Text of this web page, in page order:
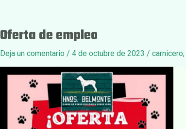
Oferta de empleo
Deja un comentario / 4 de octubre de 2023 / carnicero,